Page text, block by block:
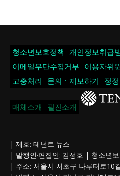
청소년보호정책 개인정보취급
이메일무단수집거부
이용자위
고충처리
문의ㆍ제보하기 정
매체소개 필진소개
| 제호: 테넌트 뉴스
| 발행인·편집인: 김성호 | 청소년
| 주소: 서울시 서초구 나루터로10